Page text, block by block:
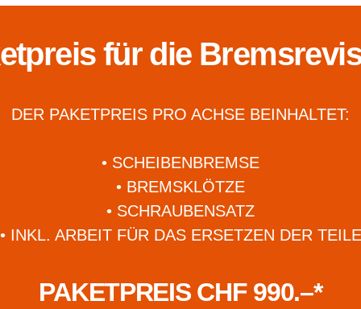
für die
DER PAKETPREIS PRO ACHSE BEINHALTET:
• SCHEIBENBREMSE
• BREMSKLÖTZE
• SCHRAUBENSATZ
• INKL. ARBEIT FÜR DAS ERSETZEN DER TEILE
PAKETPREIS CHF 990.–*